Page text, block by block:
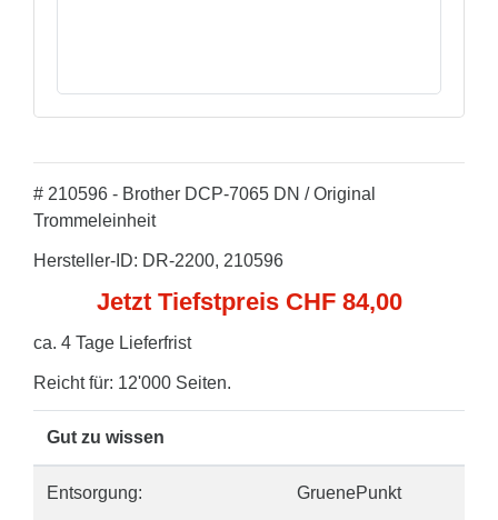
# 210596 - Brother DCP-7065 DN / Original
Trommeleinheit
Hersteller-ID: DR-2200, 210596
Jetzt Tiefstpreis CHF 84,00
ca. 4 Tage Lieferfrist
Reicht für: 12'000 Seiten.
Gut zu wissen
Entsorgung: GruenePunkt